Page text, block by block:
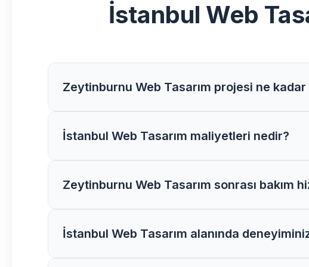
İstanbul Web
Zeytinburnu Web Tasarım projesi ne
Zeytinburnu bölgesindeki Web Tasarım projelerimiz
İstanbul Web Tasarım maliyetleri nedir?
İstanbul bölgesinde Web Tasarım maliyetleri proje
Zeytinburnu Web Tasarım sonrası bakım
Evet, Zeytinburnu bölgesindeki tüm Web Tasarım
İstanbul Web Tasarım alanında